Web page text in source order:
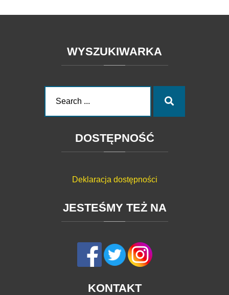
WYSZUKIWARKA
Search
DOSTĘPNOŚĆ
Deklaracja dostępności
JESTEŚMY TEŻ NA
KONTAKT